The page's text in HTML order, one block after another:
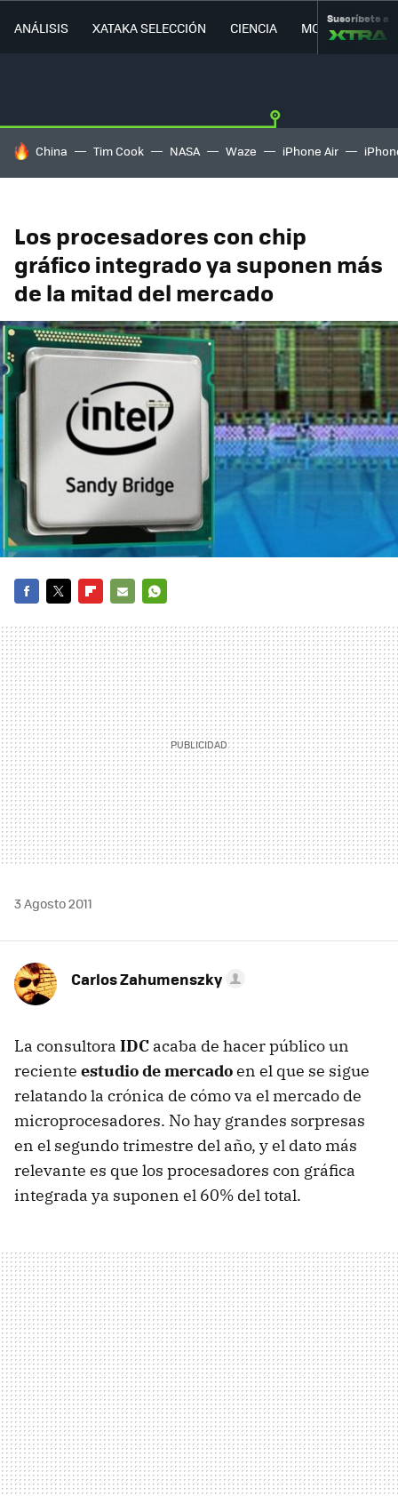
ANÁLISIS XATAKA SELECCIÓN CIENCIA MOVILIDAD
Suscríbete a
HOY SE HABLA DE
China Tim Cook NASA Waze iPhone Air
Los procesadores con chip
gráfico integrado ya suponen más
de la mitad del mercado
MAIL
3 Agosto 2011
Carlos Zahumenszky
La consultora IDC acaba de hacer público un
reciente estudio de mercadoen el que se sigue
relatando la crónica de cómo va el mercado de
microprocesadores. No hay grandes sorpresas
en el segundo trimestre del año, y el dato más
relevante es que los procesadores con gráfica
integrada ya suponen el 60% del total.